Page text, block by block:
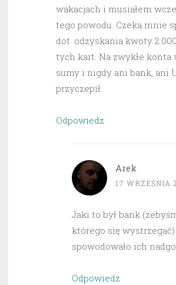
wakacjach i musiałem
tego powodu. Czeka mnie
dot. odzyskania kwoty
tych kart. Na zwykłe konta
sumy i nigdy ani bank, ani
przyczepił.
Odpowiedz
Arek
17 WRZEŚNIA
Jaki to był bank
którego się
spowodowało ich
Odpowiedz